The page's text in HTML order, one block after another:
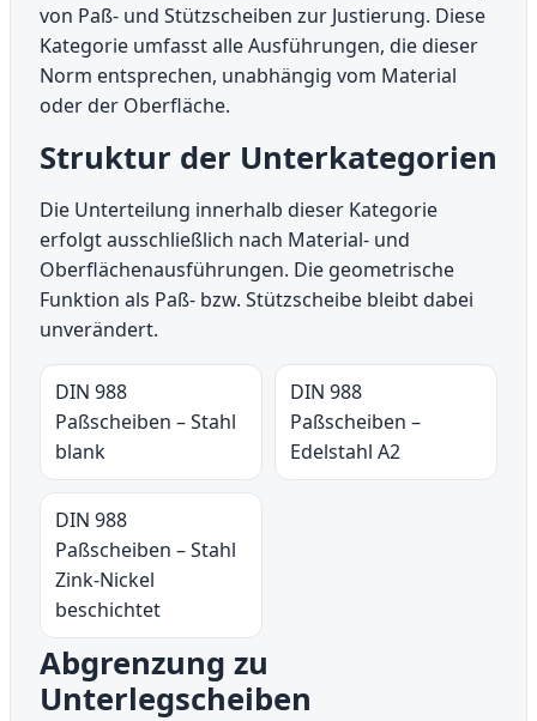
von Paß- und Stützscheiben zur Justierung. Diese
Kategorie umfasst alle Ausführungen, die dieser
Norm entsprechen, unabhängig vom Material
oder der Oberfläche.
Struktur der Unterkategorien
Die Unterteilung innerhalb dieser Kategorie
erfolgt ausschließlich nach Material- und
Oberflächenausführungen. Die geometrische
Funktion als Paß- bzw. Stützscheibe bleibt dabei
unverändert.
DIN 988
Paßscheiben – Stahl
blank
DIN 988
Paßscheiben –
Edelstahl A2
DIN 988
Paßscheiben – Stahl
Zink-Nickel
beschichtet
Abgrenzung zu
Unterlegscheiben